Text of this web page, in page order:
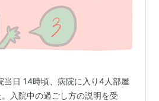
当日 14時頃、病院に入り4人部屋
入院中の過ごし方の説明を受